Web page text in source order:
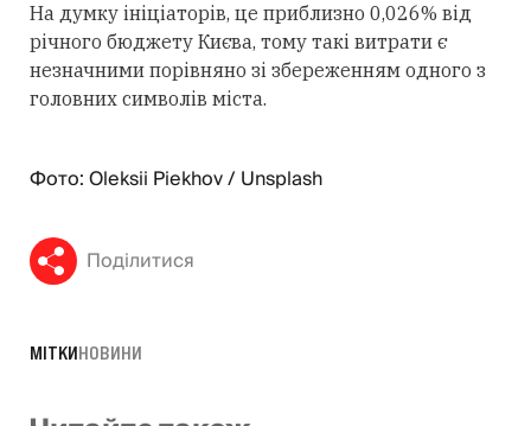
На думку ініціаторів, це приблизно 0,026% від
річного бюджету Києва, тому такі витрати є
незначними порівняно зі збереженням одного з
головних символів міста.
Фото: Oleksii Piekhov / Unsplash
Поділитися
МІТКИНОВИНИ